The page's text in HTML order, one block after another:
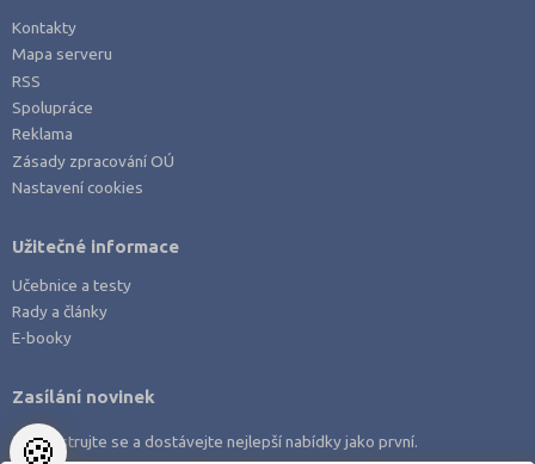
Kontakty
Mapa serveru
RSS
Spolupráce
Reklama
Zásady zpracování OÚ
Nastavení cookies
Užitečné informace
Učebnice a testy
Rady a články
E-booky
Zasílání novinek
Zaregistrujte se a dostávejte nejlepší nabídky jako první.
🍪